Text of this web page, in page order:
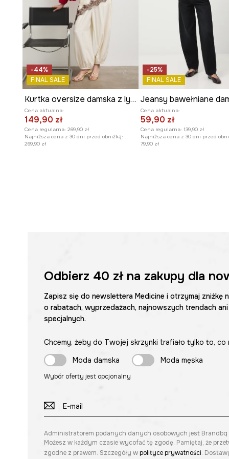
-44%
FINAL SALE
Kurtka oversize damska z lyocellem
Cena aktualna:
149,90 zł
Cena regularna: 269,90 zł
Najniższa cena z 30 dni przed obniżką:
269,90 zł
-25%
FINAL SALE
Cena aktualna:
59,90 zł
Cena regularna: 139,90 zł
Najniższa cena z 30 dni przed
79,90 zł
Odbierz 40 złna zakupy dla
Zapisz się do newslettera Medicine i otrzymaj zniżkę
o rabatach, wyprzedażach, najnowszych trendach
specjalnych.
Chcemy, żeby do Twojej skrzynki trafiało tylko to,
Moda damska
Moda męska
Wybór oferty jest opcjonalny
Administratorem podanych danych osobowych jest Brandbq
Możesz w każdym czasie wycofać tę zgodę. Pamiętaj, że
zgodne z prawem. Szczegóły w polityce prywatności.